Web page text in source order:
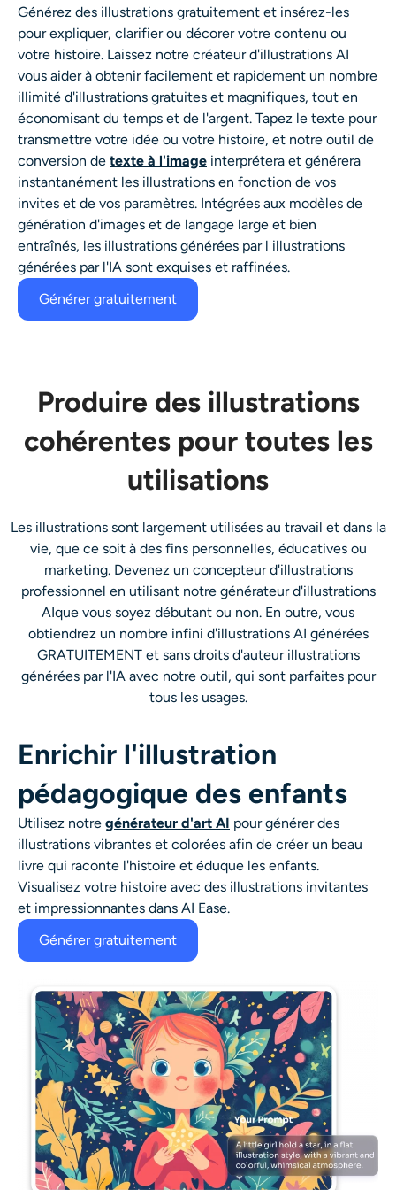
Générateur de tirs à la tête IA
Créateur de photos d’identité
Outils vidéo
Effets vidéo
Amplificateur vidéo
Suppression de filigrane vidéo
Générez des illustrations gratuitement et insérez-les
pour expliquer, clarifier ou décorer votre contenu ou
votre histoire. Laissez notre créateur d'illustrations AI
vous aider à obtenir facilement et rapidement un nombre
illimité d'illustrations gratuites et magnifiques, tout en
économisant du temps et de l'argent. Tapez le texte pour
transmettre votre idée ou votre histoire, et notre outil de
conversion de texte à l'image interprétera et générera
instantanément les illustrations en fonction de vos
invites et de vos paramètres. Intégrées aux modèles de
génération d'images et de langage large et bien
entraînés, les illustrations générées par l illustrations
générées par l'IA sont exquises et raffinées.
Générer gratuitement
Produire des illustrations
cohérentes pour toutes les
utilisations
Les illustrations sont largement utilisées au travail et dans la
vie, que ce soit à des fins personnelles, éducatives ou
marketing. Devenez un concepteur d'illustrations
professionnel en utilisant notre générateur d'illustrations
AIque vous soyez débutant ou non. En outre, vous
obtiendrez un nombre infini d'illustrations AI générées
GRATUITEMENT et sans droits d'auteur illustrations
générées par l'IA avec notre outil, qui sont parfaites pour
tous les usages.
Enrichir l'illustration
pédagogique des enfants
Utilisez notre générateur d'art AI pour générer des
illustrations vibrantes et colorées afin de créer un beau
livre qui raconte l'histoire et éduque les enfants.
Visualisez votre histoire avec des illustrations invitantes
et impressionnantes dans AI Ease.
Générer gratuitement